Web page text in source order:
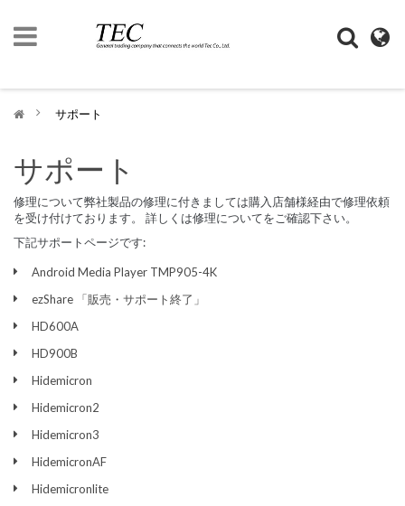
プ
企
業
情
報
デ
モ
ノ
SHOP
イ
ス
> サポート
サポート
修理について弊社製品の修理に付きましては購入店舗様経由で修理依頼
を受け付けております。 詳しくは修理についてをご確認下さい。
下記サポートページです:
Android Media Player TMP905-4K
ezShare 「販売・サポート終了」
HD600A
HD900B
Hidemicron
Hidemicron2
Hidemicron3
HidemicronAF
Hidemicronlite